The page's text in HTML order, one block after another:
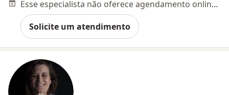
Esse especialista não oferece agendamento online para esse endereço.
Solicite um atendimento